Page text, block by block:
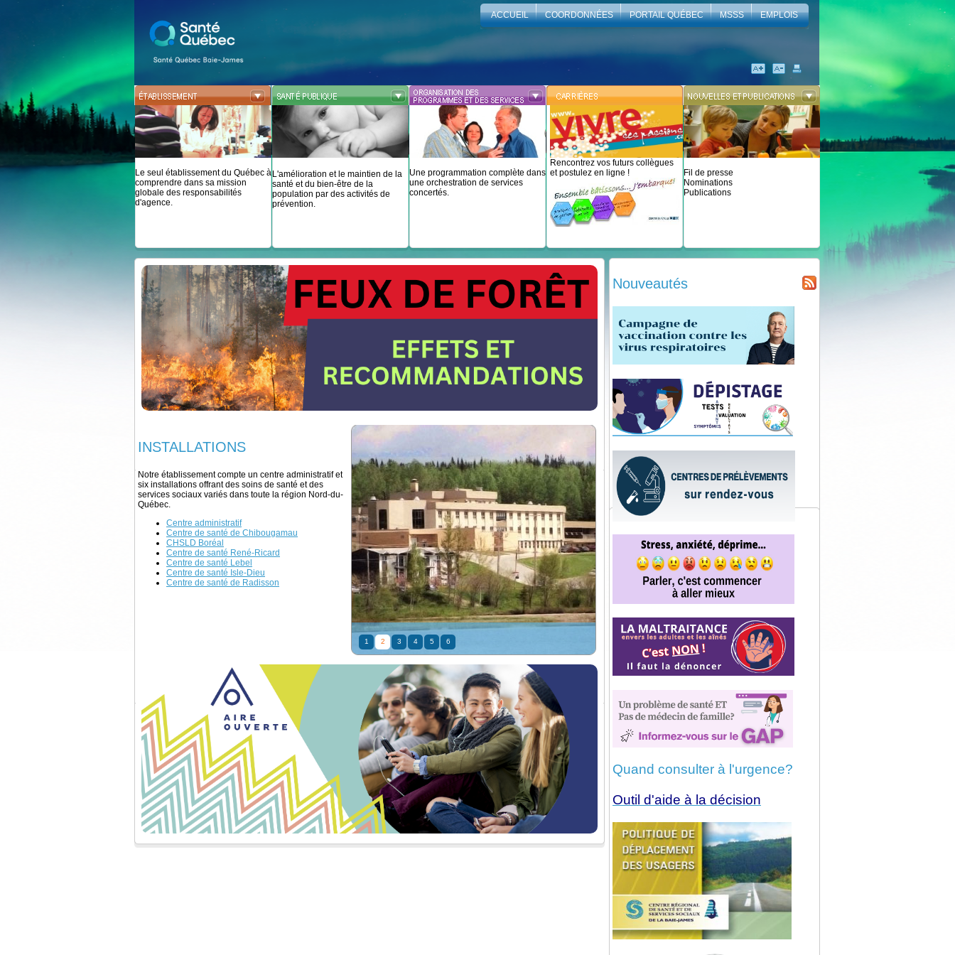
ACCUEIL COORDONNÉES PORTAIL QUÉBEC MSSS EMPLOIS
Le seul établissement du Québec à
comprendre dans sa mission
globale des responsabilités
d'agence.
L'amélioration et le maintien de la
santé et du bien-être de la
population par des activités de
prévention.
Une programmation complète dans
une orchestration de services
concertés.
Rencontrez vos futurs collègues
et postulez en ligne !
Fil de presse
Nominations
Publications
INSTALLATIONS
Notre établissement compte un centre administratif et
six installations offrant des soins de santé et des
services sociaux variés dans toute la région Nord-du-
Québec.
Centre administratif
Centre de santé de Chibougamau
CHSLD Boréal
Centre de santé René-Ricard
Centre de santé Lebel
Centre de santé Isle-Dieu
Centre de santé de Radisson
1 2 3 4 5 6
Nouveautés
Quand consulter à l'urgence?
Outil d'aide à la décision